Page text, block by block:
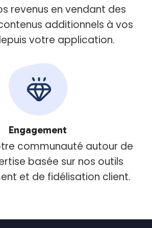
revenus en vendant des
additionnels à vos
votre application.
Engagement
communauté autour de
basée sur nos outils
et de fidélisation client.